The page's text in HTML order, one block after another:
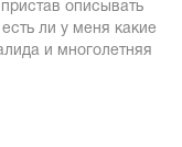
описывать
ли у меня какие
и многолетняя